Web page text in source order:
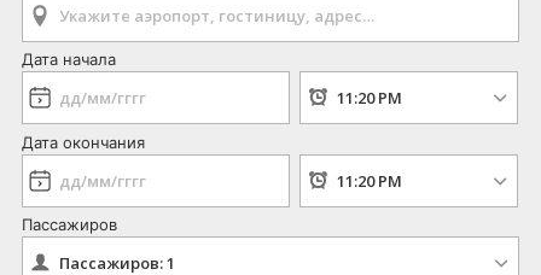
Дата начала
Дата окончания
Пассажиров